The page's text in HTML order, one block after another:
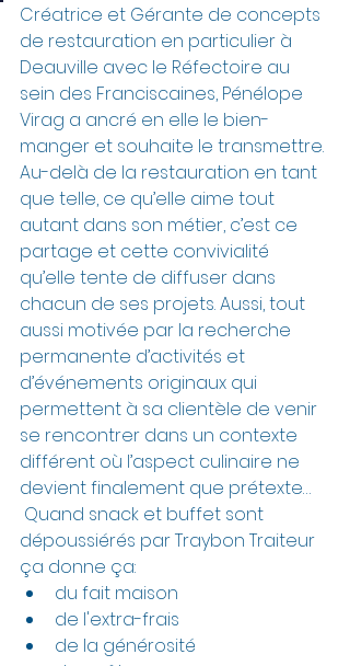
Créatrice et Gérante de concepts
de restauration en particulier à
Deauville avec le Réfectoire au
sein des Franciscaines, Pénélope
Virag a ancré en elle le bien-
manger et souhaite le transmettre.
Au-delà de la restauration en tant
que telle, ce qu’elle aime tout
autant dans son métier, c’est ce
partage et cette convivialité
qu’elle tente de diffuser dans
chacun de ses projets. Aussi, tout
aussi motivée par la recherche
permanente d’activités et
d’événements originaux qui
permettent à sa clientèle de venir
se rencontrer dans un contexte
différent où l’aspect culinaire ne
devient finalement que prétexte…
Quand snack et buffet sont
dépoussiérés par Traybon Traiteur
ça donne ça:
du fait maison
de l'extra-frais
de la générosité